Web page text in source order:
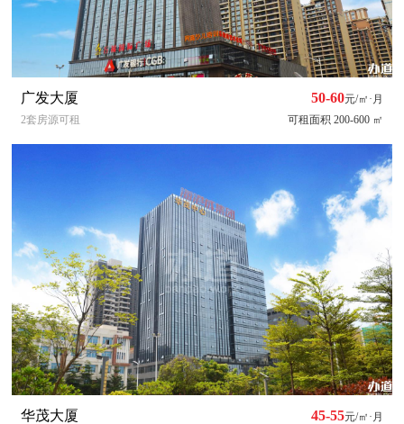
50-60元/㎡·月
广发大厦
可租面积 200-600 ㎡
2套房源可租
45-55元/㎡·月
华茂大厦